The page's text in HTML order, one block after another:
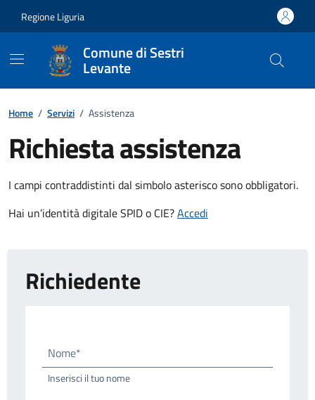
Regione Liguria
Comune di Sestri
Levante
Home / Servizi / Assistenza
Richiesta assistenza
I campi contraddistinti dal simbolo asterisco sono obbligatori.
Hai un’identità digitale SPID o CIE?Accedi
Richiedente
Nome*
Inserisci il tuo nome